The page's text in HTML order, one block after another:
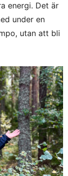
energi. Det är
under en
utan att bli